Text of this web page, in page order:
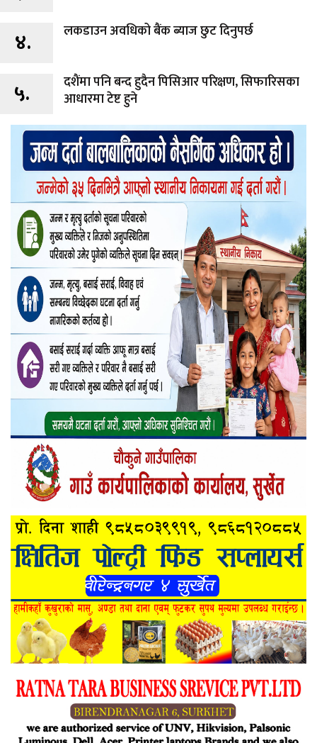
४. लकडाउन अवधिको बैंक ब्याज छुट दिनुपर्छ
५.
दशैंमा पनि बन्द हुदैन पिसिआर परिक्षण, सिफारिसका
आधारमा टेष्ट हुने